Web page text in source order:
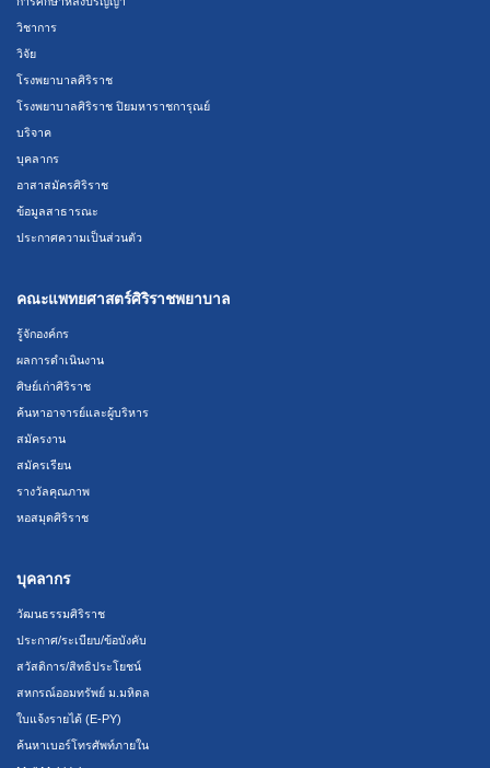
วิชาการ
วิจัย
โรงพยาบาลศิริราช
โรงพยาบาลศิริราช ปิยมหาราชการุณย์
บริจาค
บุคลากร
อาสาสมัครศิริราช
ข้อมูลสาธารณะ
ประกาศความเป็นส่วนตัว
คณะแพทยศาสตร์ศิริราชพยาบาล
รู้จักองค์กร
ผลการดำเนินงาน
ศิษย์เก่าศิริราช
ค้นหาอาจารย์และผู้บริหาร
สมัครงาน
สมัครเรียน
รางวัลคุณภาพ
หอสมุดศิริราช
บุคลากร
วัฒนธรรมศิริราช
ประกาศ/ระเบียบ/ข้อบังคับ
สวัสดิการ/สิทธิประโยชน์
สหกรณ์ออมทรัพย์ ม.มหิดล
ใบแจ้งรายได้ (E-PY)
ค้นหาเบอร์โทรศัพท์ภายใน